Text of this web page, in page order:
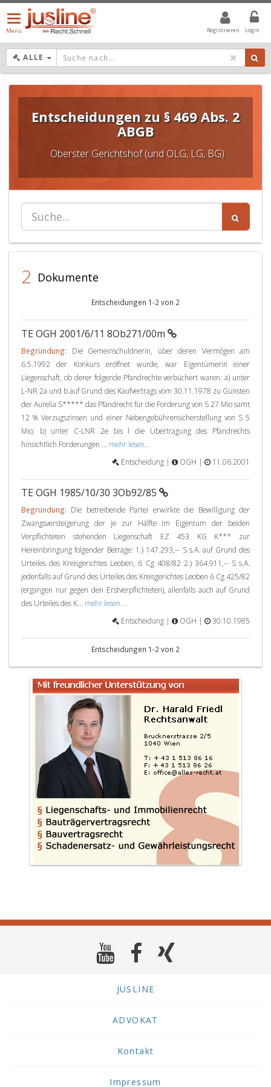
Registrieren Login
Menü
öffnen/schließen
Menü
ALLE DROPDOWN: GEWÄHLTER WERT IST ALLE
Entscheidungen zu § 469 Abs. 2
ABGB
Oberster Gerichtshof (und OLG, LG, BG)
2 Dokumente
Entscheidungen 1-2 von 2
TE OGH 2001/6/11 8Ob271/00m
Begründung: Die Gemeinschuldnerin, über deren Vermögen am
6.5.1992 der Konkurs eröffnet wurde, war Eigentümerin einer
Liegenschaft, ob derer folgende Pfandrechte verbüchert waren: a) unter
L-NR 2a und b auf Grund des Kaufvertrags vom 30.11.1978 zu Gunsten
der Aurelia S***** das Pfandrecht für die Forderung von S 27 Mio samt
12 % Verzugszinsen und einer Nebengebührensicherstellung von S 5
Mio; b) unter C-LNR 2e bis l die Übertragung des Pfandrechts
hinsichtlich Forderungen ... mehr lesen...
Entscheidung |
OGH | 11.06.2001
TE OGH 1985/10/30 3Ob92/85
Begründung: Die betreibende Partei erwirkte die Bewilligung der
Zwangsversteigerung der je zur Hälfte im Eigentum der beiden
Verpflichteten stehenden Liegenschaft EZ 453 KG K*** zur
Hereinbringung folgender Beträge: 1.) 147.293,-- S s.A. auf Grund des
Urteiles des Kreisgerichtes Leoben, 6 Cg 408/82 2.) 364.911,-- S s.A.
jedenfalls auf Grund des Urteiles des Kreisgerichtes Leoben 6 Cg 425/82
(ergangen nur gegen den Erstverpflichteten), allenfalls auch auf Grund
des Urteiles des K... mehr lesen...
Entscheidung |
OGH | 30.10.1985
Entscheidungen 1-2 von 2
JUSLINE
ADVOKAT
Kontakt
Impressum